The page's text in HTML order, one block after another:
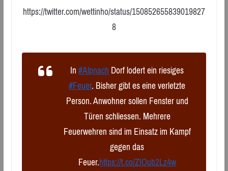
https://twitter.com/wettinho/status/150852655839019827
8
In#AlpnachDorf lodert ein riesiges
#Feuer. Bisher gibt es eine verletzte
Person. Anwohner sollen Fenster und
Türen schliessen. Mehrere
Feuerwehren sind im Einsatz im Kampf
gegen das
Feuer.https://t.co/ZIOub2Lz4w